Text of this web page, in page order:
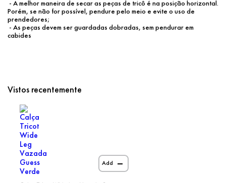
Porém, se não for possível, pendure pelo meio e evite o uso de
prendedores;
cabides
Vistos recentemente
Add